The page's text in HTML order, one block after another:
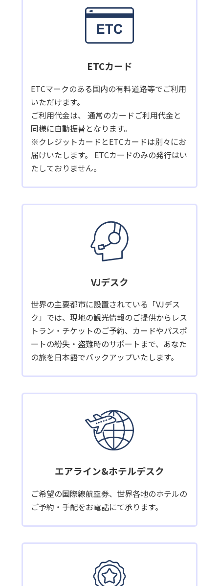
ETCカード
ETCマークのある国内の有料道路等でご利用
いただけます。
ご利用代金は、 通常のカードご利用代金と
同様に自動振替となります。
※クレジットカードとETCカードは別々にお
届けいたします。 ETCカードのみの発行はい
たしておりません。
VJデスク
世界の主要都市に設置されている「VJデス
ク」では、現地の観光情報のご提供からレス
トラン・チケットのご予約、カードやパスポ
ートの紛失・盗難時のサポートまで、あなた
の旅を日本語でバックアップいたします。
エアライン&ホテルデスク
ご希望の国際線航空券、世界各地のホテルの
ご予約・手配をお電話にて承ります。